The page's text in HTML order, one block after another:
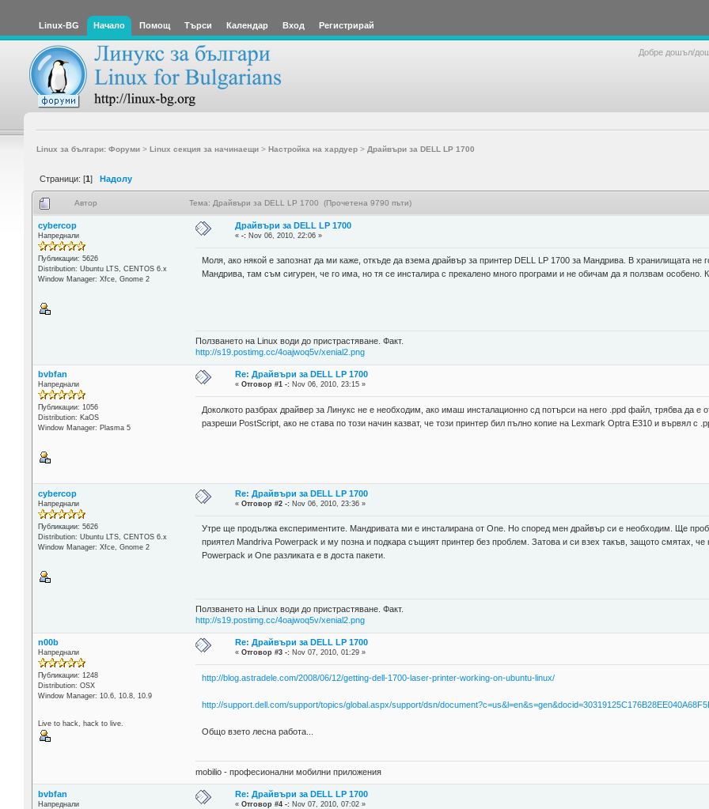
Linux-BG Начало Помощ Търси Календар Вход Регистрирай
Добре дошъл/
Linux за българи: Форуми> Linux секция за начинаещи> Настройка на хардуер> Драйвъри за DELL LP 1700
Страници: [1] Надолу
Автор Тема: Драйвъри за DELL LP 1700 (Прочетена 9790 пъти)
cybercop
Напреднали
Публикации: 5626
Distribution: Ubuntu LTS, CENTOS 6.x
Window Manager: Xfce, Gnome 2
Драйвъри за DELL LP 1700
«-: Nov 06, 2010, 22:06 »
Моля, ако някой е запознат да ми каже, откъде да взема драйвър за принтер DELL LP 1700 за Мандрива. В хранилищата
Мандрива, там съм сигурен, че го има, но тя се инсталира с прекалено много програми и не обичам да я ползвам
Ползването на Linux води до пристрастяване. Факт.
http://s19.postimg.cc/4oajwoq5v/xenial2.png
bvbfan
Напреднали
Публикации: 1056
Distribution: KaOS
Window Manager: Plasma 5
Re: Драйвъри за DELL LP 1700
«Отговор #1 -: Nov 06, 2010, 23:15 »
Доколкото разбрах драйвер за Линукс не е необходим, ако имаш инсталационно сд потърси на него .ppd файл, трябва да
разреши PostScript, ако не става по този начин казват, че този принтер бил пълно копие на Lexmark Optra E310 и вървял с
cybercop
Напреднали
Публикации: 5626
Distribution: Ubuntu LTS, CENTOS 6.x
Window Manager: Xfce, Gnome 2
Re: Драйвъри за DELL LP 1700
«Отговор #2 -: Nov 06, 2010, 23:36 »
Утре ще продължа експериментите. Мандривата ми е инсталирана от One. Но според мен драйвър си е необходим. Ще
приятел Mandriva Powerpack и му позна и подкара същият принтер без проблем. Затова и си взех такъв, защото смятах,
Powerpack и One разликата е в доста пакети.
Ползването на Linux води до пристрастяване. Факт.
http://s19.postimg.cc/4oajwoq5v/xenial2.png
n00b
Напреднали
Публикации: 1248
Distribution: OSX
Window Manager: 10.6, 10.8, 10.9
Live to hack, hack to live.
Re: Драйвъри за DELL LP 1700
«Отговор #3 -: Nov 07, 2010, 01:29 »
http://blog.astradele.com/2008/06/12/getting-dell-1700-laser-printer-working-on-ubuntu-linux/
http://support.dell.com/support/topics/global.aspx/support/dsn/
Общо взето лесна работа...
mobilio - професионални мобилни приложения
bvbfan
Напреднали
Re: Драйвъри за DELL LP 1700
«Отговор #4 -: Nov 07, 2010, 07:02 »